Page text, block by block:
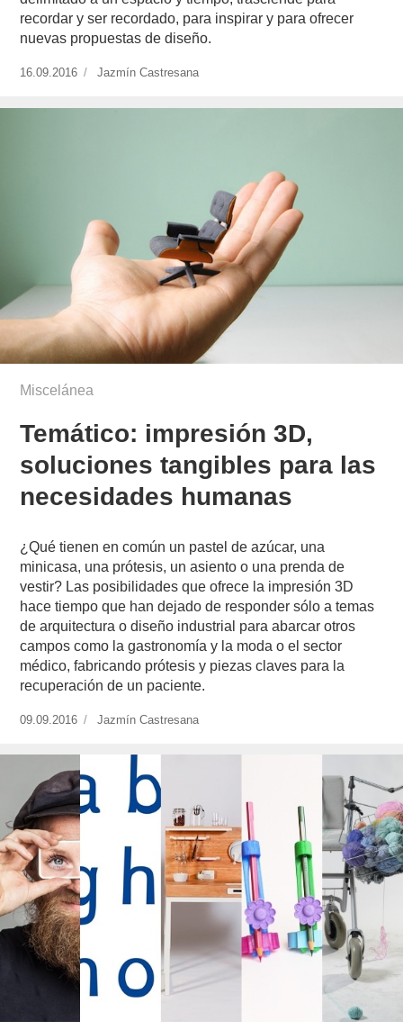
recordar y ser recordado, para inspirar y para ofrecer
nuevas propuestas de diseño.
Publicado
16.09.2016
https://www.experimenta.es/author/jazmin-
Jazmín Castresana
Miscelánea
Temático: impresión 3D,
soluciones tangibles para las
necesidades humanas
¿Qué tienen en común un pastel de azúcar, una
minicasa, una prótesis, un asiento o una prenda de
vestir? Las posibilidades que ofrece la impresión 3D
hace tiempo que han dejado de responder sólo a temas
de arquitectura o diseño industrial para abarcar otros
campos como la gastronomía y la moda o el sector
médico, fabricando prótesis y piezas claves para la
recuperación de un paciente.
Publicado
09.09.2016
https://www.experimenta.es/author/jazmin-
Jazmín Castresana